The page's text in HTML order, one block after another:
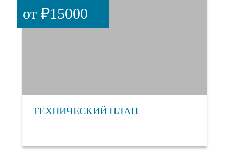
ТЕХНИЧЕСКИЙ ПЛАН
от ₽15000